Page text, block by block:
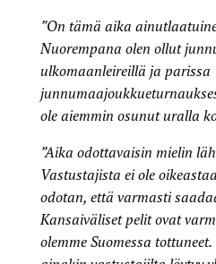
”On tämä aika
Nuorempana olen ollut
ulkomaanleireillä ja parissa
ole aiemmin osunut uralla
”Aika odottavaisin mielin
Vastustajista ei ole
odotan, että varmasti
Kansaiväliset pelit ovat
olemme Suomessa tottuneet.